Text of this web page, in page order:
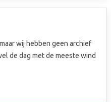
wij hebben geen archief
de dag met de meeste wind